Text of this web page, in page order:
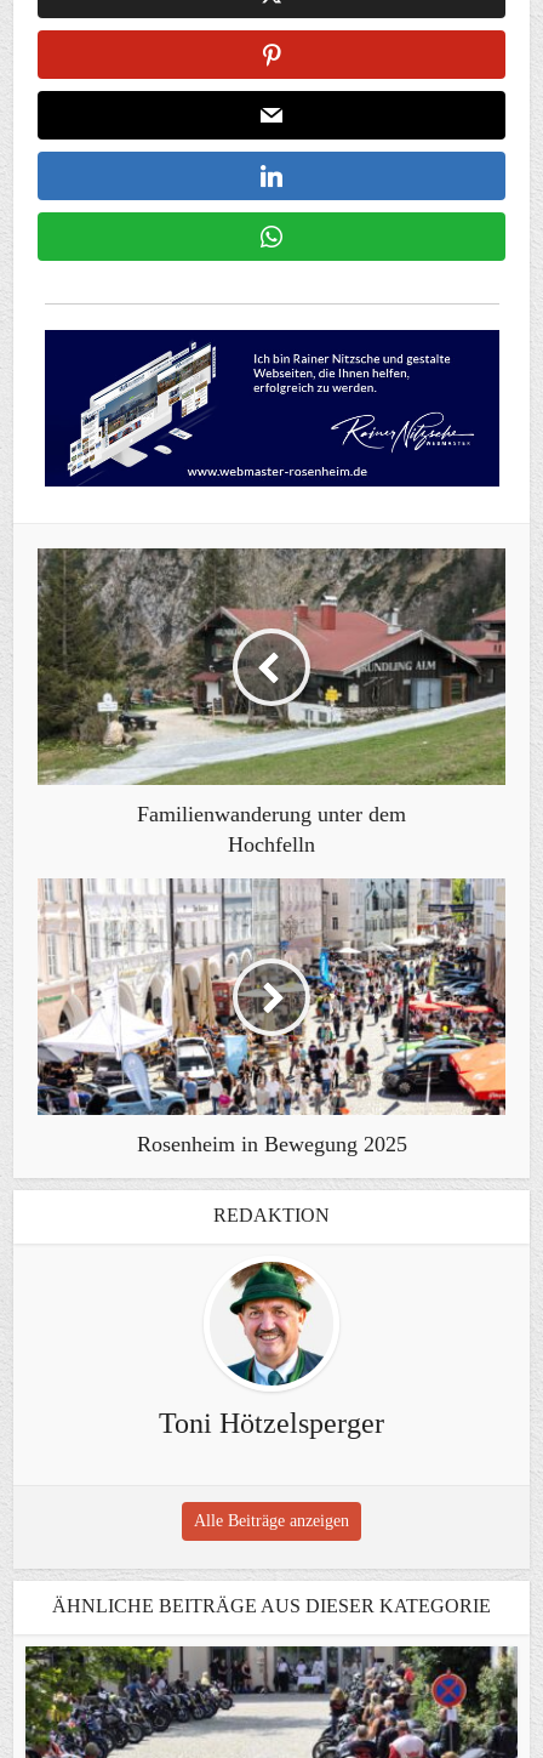
Familienwanderung unter dem
Hochfelln
Rosenheim in Bewegung 2025
REDAKTION
Toni Hötzelsperger
Alle Beiträge anzeigen
ÄHNLICHE BEITRÄGE AUS DIESER KATEGORIE